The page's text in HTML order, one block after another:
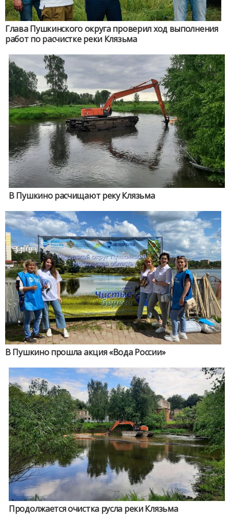
Глава Пушкинского округа проверил ход выполнения
работ по расчистке реки Клязьма
В Пушкино расчищают реку Клязьма
В Пушкино прошла акция «Вода России»
Продолжается очистка русла реки Клязьма